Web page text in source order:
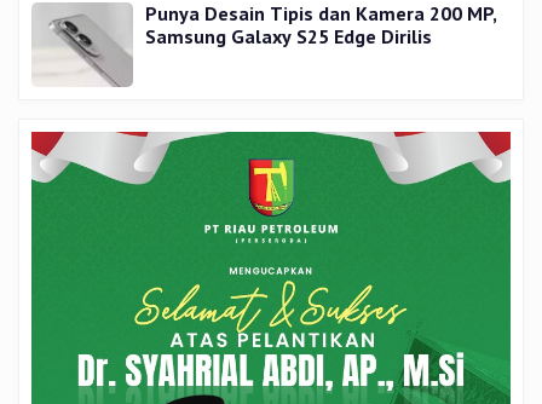
Punya Desain Tipis dan Kamera 200 MP,
Samsung Galaxy S25 Edge Dirilis